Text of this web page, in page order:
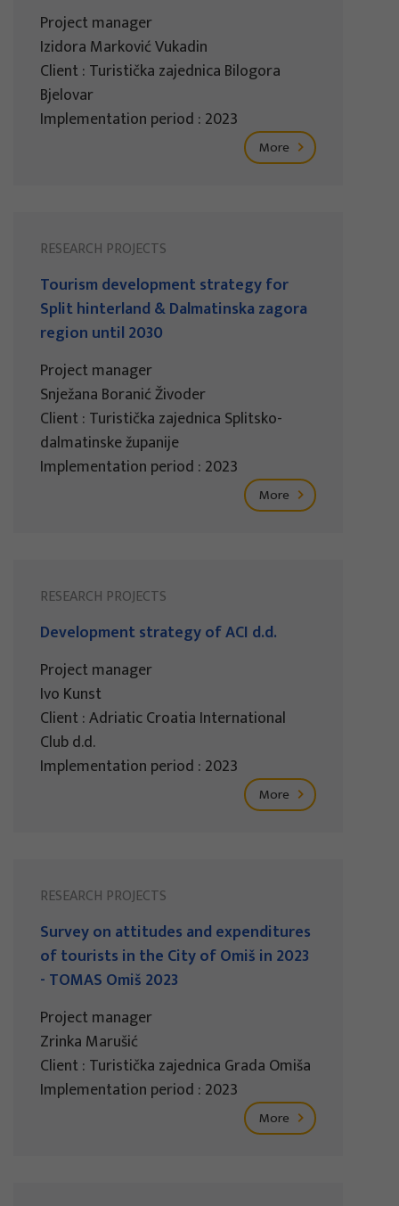
Project manager
Izidora Marković Vukadin
Client : Turistička zajednica Bilogora
Bjelovar
Implementation period : 2023
More
RESEARCH PROJECTS
Tourism development strategy for
Split hinterland & Dalmatinska zagora
region until 2030
Project manager
Snježana Boranić Živoder
Client : Turistička zajednica Splitsko-
dalmatinske županije
Implementation period : 2023
More
RESEARCH PROJECTS
Development strategy of ACI d.d.
Project manager
Ivo Kunst
Client : Adriatic Croatia International
Club d.d.
Implementation period : 2023
More
RESEARCH PROJECTS
Survey on attitudes and expenditures
of tourists in the City of Omiš in 2023
- TOMAS Omiš 2023
Project manager
Zrinka Marušić
Client : Turistička zajednica Grada Omiša
Implementation period : 2023
More